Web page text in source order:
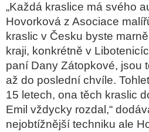
„Každá kraslice má svého
Hovorková z Asociace
kraslic v Česku byste
kraji, konkrétně v
paní Dany Zátopkové, jsou
až do poslední chvíle.
15 letech, ona těch kraslic
Emil vždycky rozdal,“
nejobtížnější techniku ale